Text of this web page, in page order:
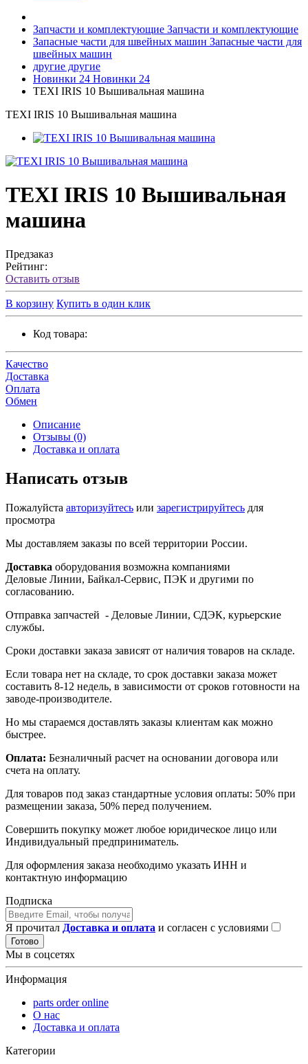
Запчасти и комплектующие Запчасти и комплектующие
Запасные части для швейных машин Запасные части для
швейных машин
другие другие
Новинки 24 Новинки 24
TEXI IRIS 10 Вышивальная машина
TEXI IRIS 10 Вышивальная машина
TEXI IRIS 10 Вышивальная
машина
Предзаказ
Рейтинг:
Оставить отзыв
В корзину Купить в один клик
Код товара:
Качество
Доставка
Оплата
Обмен
Описание
Отзывы (0)
Доставка и оплата
Написать отзыв
Пожалуйста авторизуйтесь или зарегистрируйтесь для
просмотра
Мы доставляем заказы по всей территории России.
Доставка оборудования возможна компаниями
Деловые Линии, Байкал-Сервис, ПЭК и другими по
согласованию.
Отправка запчастей - Деловые Линии, СДЭК, курьерские
службы.
Сроки доставки заказа зависят от наличия товаров на складе.
Если товара нет на складе, то срок доставки заказа может
составить 8-12 недель, в зависимости от сроков готовности на
заводе-производителе.
Но мы стараемся доставлять заказы клиентам как можно
быстрее.
Оплата: Безналичный расчет на основании договора или
счета на оплату.
Для товаров под заказ стандартные условия оплаты: 50% при
размещении заказа, 50% перед получением.
Совершить покупку может любое юридическое лицо или
Индивидуальный предприниматель.
Для оформления заказа необходимо указать ИНН и
контактную информацию
Подписка
Я прочитал Доставка и оплата и согласен с условиями
Готово
Мы в соцсетях
Информация
parts order onlinе
О нас
Доставка и оплата
Категории